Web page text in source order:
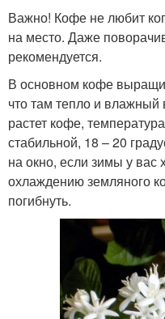
Важно! Кофе не любит
на место. Даже
рекомендуется.
В основном кофе
что там тепло и влажный
растет кофе,
стабильной, 18 – 20
на окно, если зимы у вас
охлаждению земляного
погибнуть.